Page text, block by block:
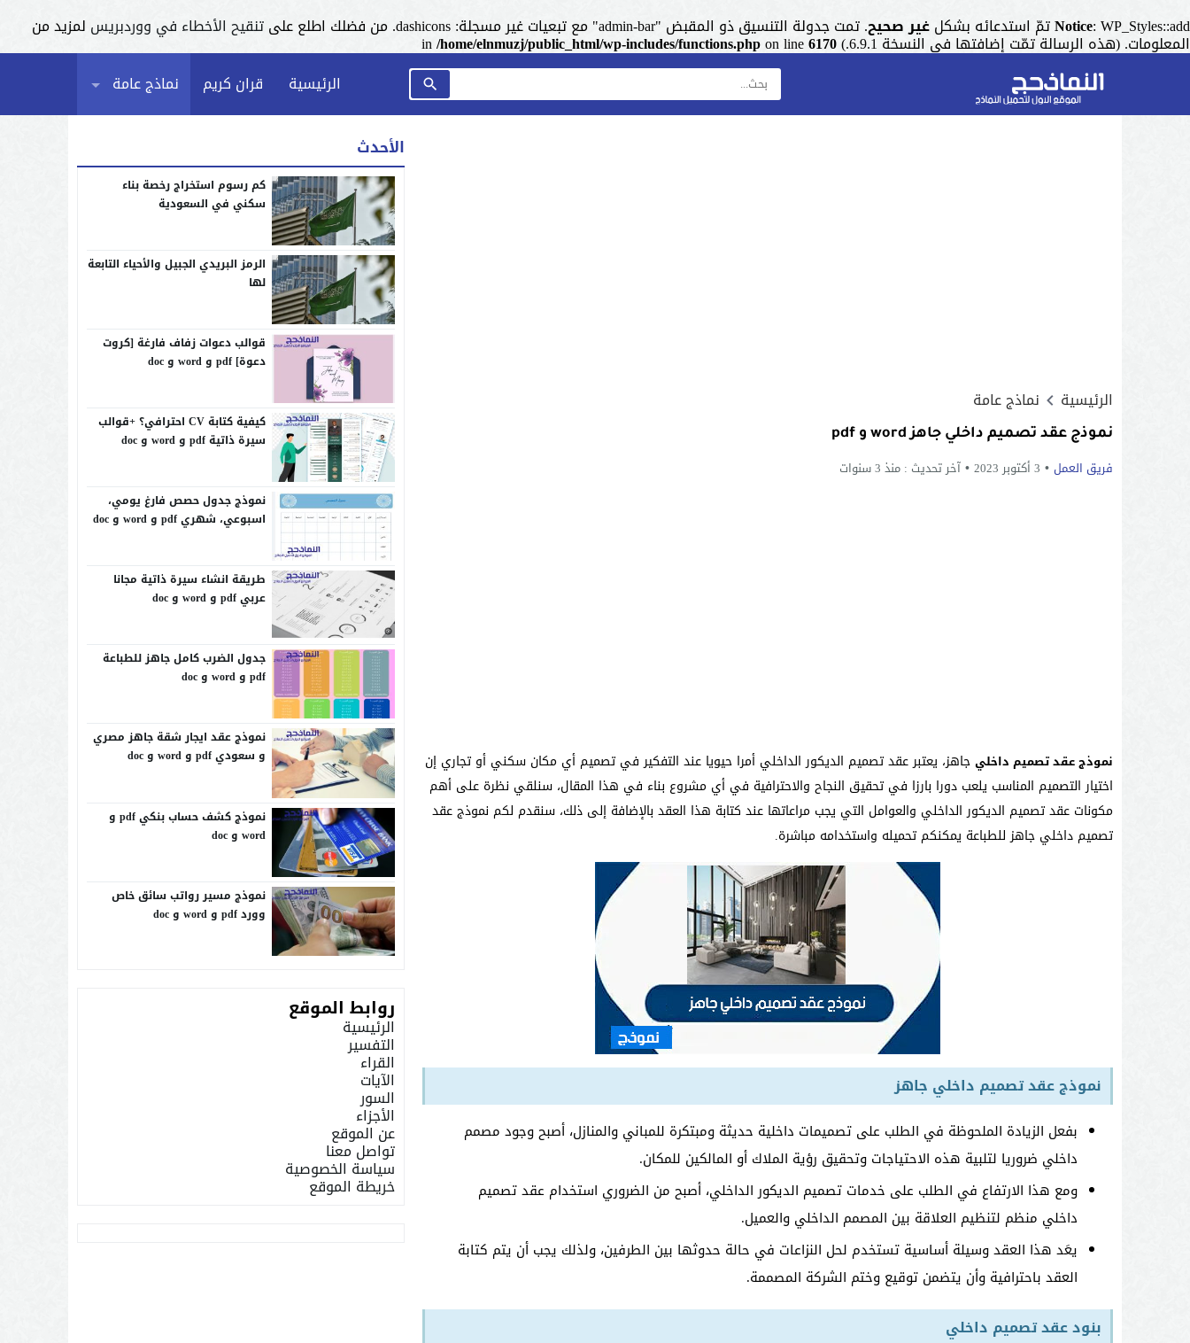
Notice: WP_Styles::add تمّ استدعائه بشكل غير صحيح. تمت جدولة التنسيق ذو المقبض "admin-bar" مع تبعيات غير مسجلة: dashicons. من فضلك اطلع على تنقيح الأخطاء في ووردبريس لمزيد من
المعلومات. (هذه الرسالة تمّت إضافتها في النسخة 6.9.1.) in /home/elnmuzj/public_html/wp-includes/functions.phpon line6170
الرئيسية
قران كريم نماذج عامة
الرئيسية نماذج عامة
نموذج عقد تصميم داخلي جاهز word و pdf
فريق العمل 3 أكتوبر 2023 آخر تحديث : منذ 3 سنوات
نموذج عقد تصميم داخلي جاهز، يعتبر عقد تصميم الديكور الداخلي أمرا حيويا عند التفكير في تصميم أي مكان سكني أو تجاري إن
اختيار التصميم المناسب يلعب دورا بارزا في تحقيق النجاح والاحترافية في أي مشروع بناء في هذا المقال، سنلقي نظرة على أهم
مكونات عقد تصميم الديكور الداخلي والعوامل التي يجب مراعاتها عند كتابة هذا العقد بالإضافة إلى ذلك، سنقدم لكم نموذج عقد
تصميم داخلي جاهز للطباعة يمكنكم تحميله واستخدامه مباشرة.
نموذج عقد تصميم داخلي جاهز
بفعل الزيادة الملحوظة في الطلب على تصميمات داخلية حديثة ومبتكرة للمباني والمنازل، أصبح وجود مصمم
داخلي ضروريا لتلبية هذه الاحتياجات وتحقيق رؤية الملاك أو المالكين للمكان.
ومع هذا الارتفاع في الطلب على خدمات تصميم الديكور الداخلي، أصبح من الضروري استخدام عقد تصميم
داخلي منظم لتنظيم العلاقة بين المصمم الداخلي والعميل.
يعَد هذا العقد وسيلة أساسية تستخدم لحل النزاعات في حالة حدوثها بين الطرفين، ولذلك يجب أن يتم كتابة
العقد باحترافية وأن يتضمن توقيع وختم الشركة المصممة.
بنود عقد تصميم داخلي
الأحدث
كم رسوم استخراج رخصة بناء
سكني في السعودية
الرمز البريدي الجبيل والأحياء التابعة
لها
قوالب دعوات زفاف فارغة [كروت
دعوة] pdf و word و doc
كيفية كتابة CV احترافي؟ +قوالب
سيرة ذاتية pdf و word و doc
نموذج جدول حصص فارغ يومي،
اسبوعي، شهري pdf و word و doc
طريقة انشاء سيرة ذاتية مجانا
عربي pdf و word و doc
جدول الضرب كامل جاهز للطباعة
pdf و word و doc
نموذج عقد ايجار شقة جاهز مصري
و سعودي pdf و word و doc
نموذج كشف حساب بنكي pdf و
word و doc
نموذج مسير رواتب سائق خاص
وورد pdf و word و doc
روابط الموقع
الرئيسية
التفسير
القراء
الآيات
السور
الأجزاء
عن الموقع
تواصل معنا
سياسة الخصوصية
خريطة الموقع